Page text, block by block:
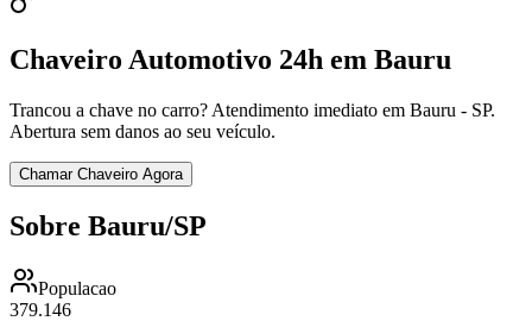
Chaveiro Automotivo 24h em Bauru
Trancou a chave no carro? Atendimento imediato em Bauru - SP.
Abertura sem danos ao seu veículo.
Chamar Chaveiro Agora
Sobre Bauru/SP
Populacao
379.146